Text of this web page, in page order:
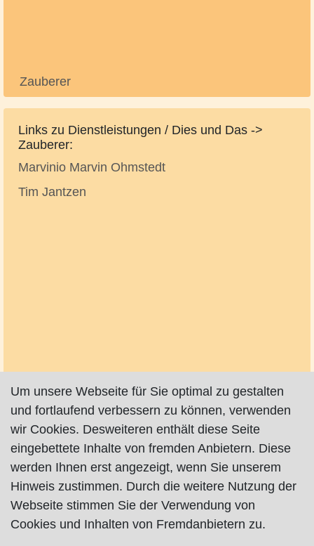
Zauberer
Links zu Dienstleistungen / Dies und Das ->
Zauberer:
Marvinio Marvin Ohmstedt
Tim Jantzen
Um unsere Webseite für Sie optimal zu gestalten
und fortlaufend verbessern zu können, verwenden
wir Cookies. Desweiteren enthält diese Seite
eingebettete Inhalte von fremden Anbietern. Diese
werden Ihnen erst angezeigt, wenn Sie unserem
Hinweis zustimmen. Durch die weitere Nutzung der
Webseite stimmen Sie der Verwendung von
Cookies und Inhalten von Fremdanbietern zu.